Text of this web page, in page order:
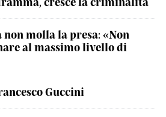
non molla la presa: «Non
al massimo livello di
Guccini